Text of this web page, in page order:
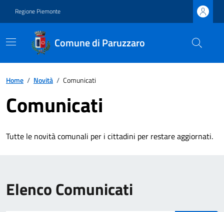
Regione Piemonte
Comune di Paruzzaro
Home / Novità / Comunicati
Comunicati
Tutte le novità comunali per i cittadini per restare aggiornati.
Elenco Comunicati